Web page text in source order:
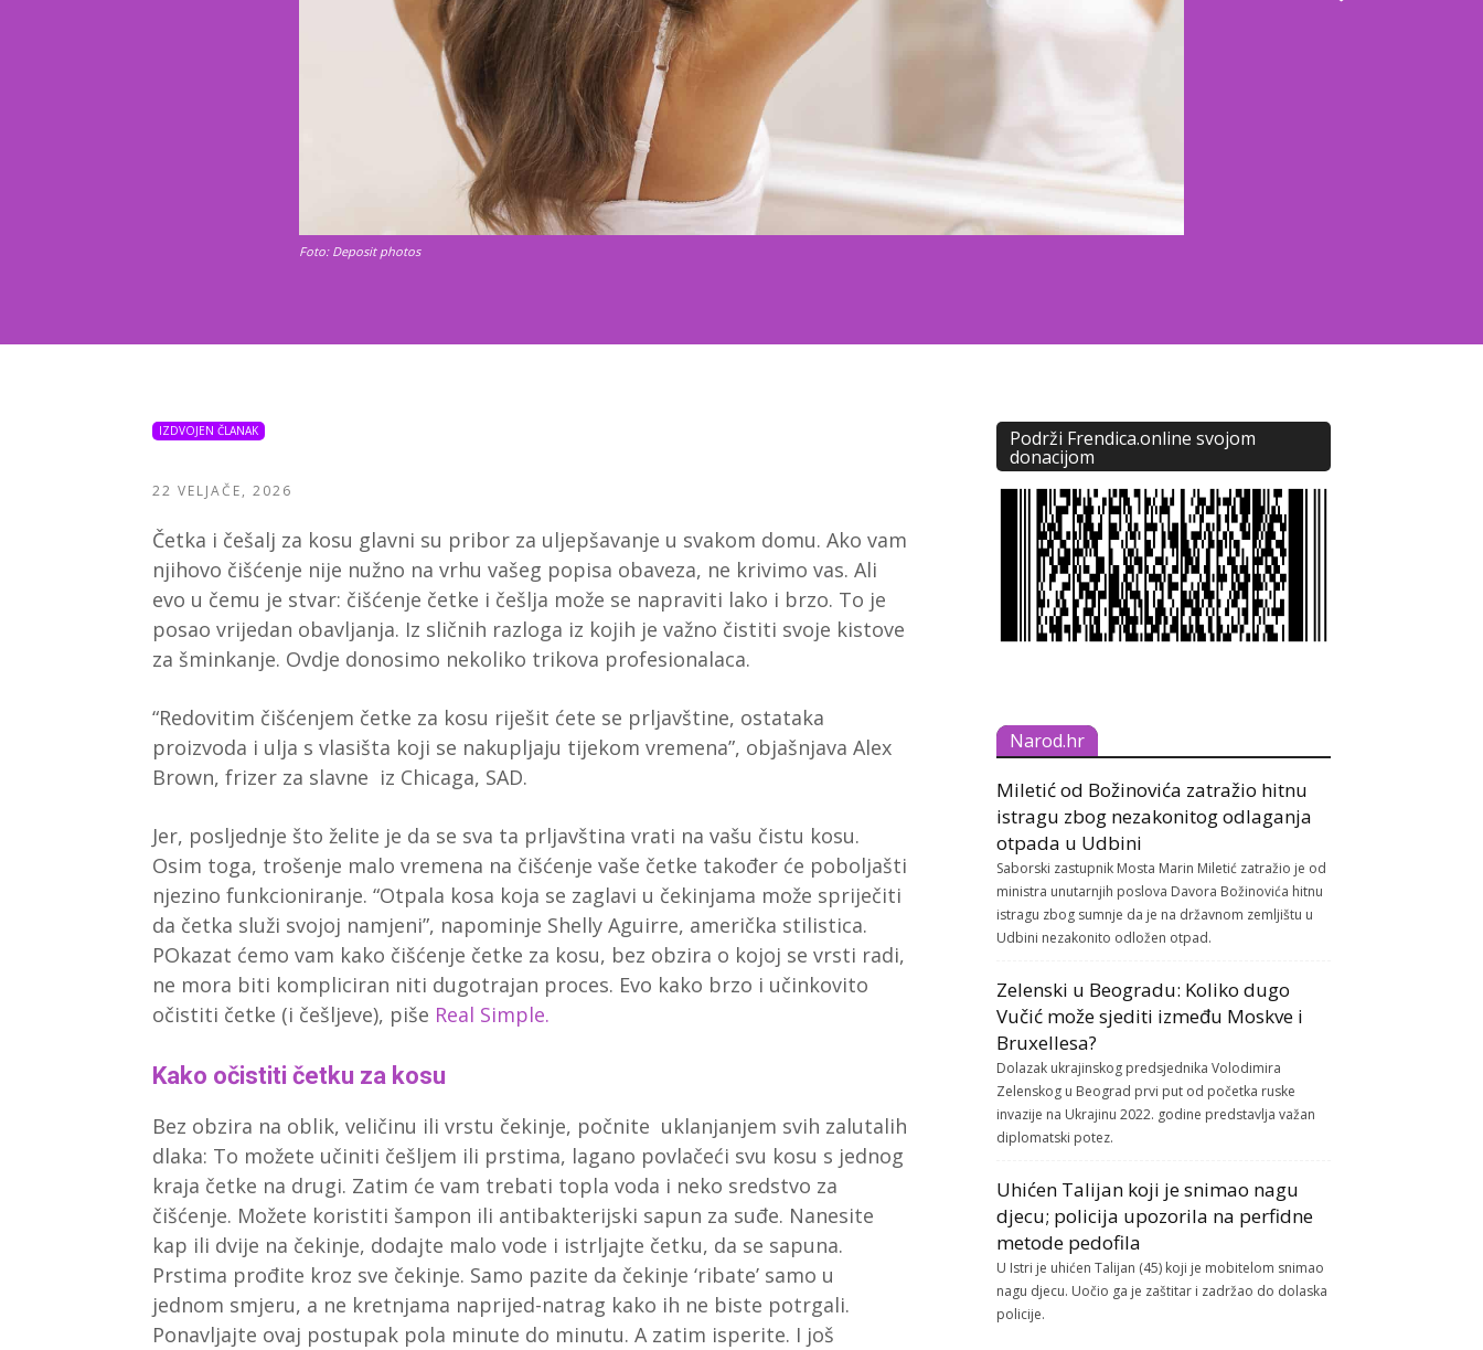
Foto: Deposit photos
IZDVOJEN ČLANAK
22 VELJAČE, 2026
Četka i češalj za kosu glavni su pribor za uljepšavanje u svakom domu. Ako vam
njihovo čišćenje nije nužno na vrhu vašeg popisa obaveza, ne krivimo vas. Ali
evo u čemu je stvar: čišćenje četke i češlja može se napraviti lako i brzo. To je
posao vrijedan obavljanja. Iz sličnih razloga iz kojih je važno čistiti svoje kistove
za šminkanje. Ovdje donosimo nekoliko trikova profesionalaca.
“Redovitim čišćenjem četke za kosu riješit ćete se prljavštine, ostataka
proizvoda i ulja s vlasišta koji se nakupljaju tijekom vremena”, objašnjava Alex
Brown, frizer za slavne iz Chicaga, SAD.
Jer, posljednje što želite je da se sva ta prljavština vrati na vašu čistu kosu.
Osim toga, trošenje malo vremena na čišćenje vaše četke također će poboljašti
njezino funkcioniranje. “Otpala kosa koja se zaglavi u čekinjama može spriječiti
da četka služi svojoj namjeni”, napominje Shelly Aguirre, američka stilistica.
POkazat ćemo vam kako čišćenje četke za kosu, bez obzira o kojoj se vrsti radi,
ne mora biti kompliciran niti dugotrajan proces. Evo kako brzo i učinkovito
očistiti četke (i češljeve), piše Real Simple.
Kako očistiti četku za kosu
Bez obzira na oblik, veličinu ili vrstu čekinje, počnite uklanjanjem svih zalutalih
dlaka: To možete učiniti češljem ili prstima, lagano povlačeći svu kosu s jednog
kraja četke na drugi. Zatim će vam trebati topla voda i neko sredstvo za
čišćenje. Možete koristiti šampon ili antibakterijski sapun za suđe. Nanesite
kap ili dvije na čekinje, dodajte malo vode i istrljajte četku, da se sapuna.
Prstima prođite kroz sve čekinje. Samo pazite da čekinje ‘ribate’ samo u
jednom smjeru, a ne kretnjama naprijed-natrag kako ih ne biste potrgali.
Ponavljajte ovaj postupak pola minute do minutu. A zatim isperite. I još
Podrži Frendica.online svojom
donacijom
Narod.hr
Miletić od Božinovića zatražio hitnu
istragu zbog nezakonitog odlaganja
otpada u Udbini
Saborski zastupnik Mosta Marin Miletić zatražio je od
ministra unutarnjih poslova Davora Božinovića hitnu
istragu zbog sumnje da je na državnom zemljištu u
Udbini nezakonito odložen otpad.
Zelenski u Beogradu: Koliko dugo
Vučić može sjediti između Moskve i
Bruxellesa?
Dolazak ukrajinskog predsjednika Volodimira
Zelenskog u Beograd prvi put od početka ruske
invazije na Ukrajinu 2022. godine predstavlja važan
diplomatski potez.
Uhićen Talijan koji je snimao nagu
djecu; policija upozorila na perfidne
metode pedofila
U Istri je uhićen Talijan (45) koji je mobitelom snimao
nagu djecu. Uočio ga je zaštitar i zadržao do dolaska
policije.